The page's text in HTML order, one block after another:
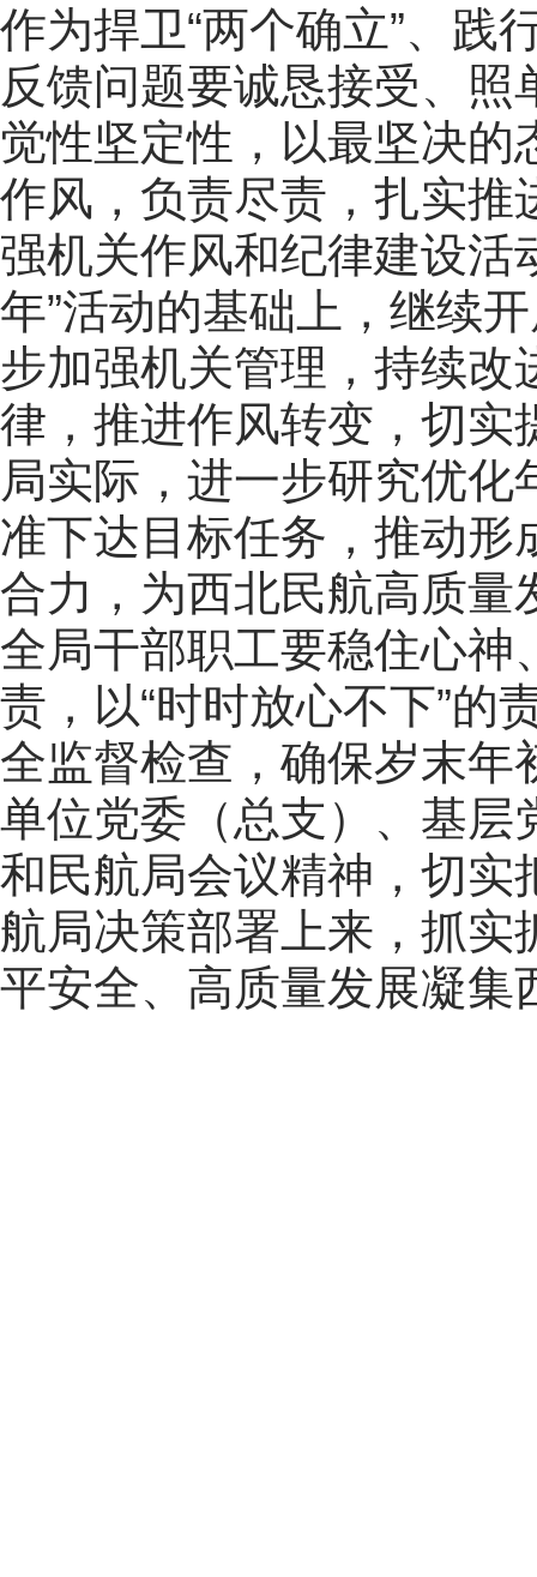
作为捍卫“两个确立”、践
反馈问题要诚恳接受、
觉性坚定性，以最坚决
作风，负责尽责，扎实推
强机关作风和纪律建设活
年”活动的基础上，继续
步加强机关管理，持续改
律，推进作风转变，切实
局实际，进一步研究优
准下达目标任务，推动形
合力，为西北民航高质量
全局干部职工要稳住心神
责，以“时时放心不下”的
全监督检查，确保岁末年
单位党委（总支）、基层
和民航局会议精神，切实
航局决策部署上来，抓实
平安全、高质量发展凝集